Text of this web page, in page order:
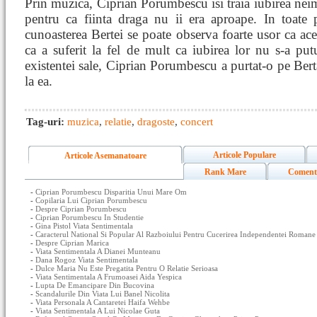
Prin muzica, Ciprian Porumbescu isi traia iubirea
pentru ca fiinta draga nu ii era aproape. In toate
cunoasterea Bertei se poate observa foarte usor ca
ca a suferit la fel de mult ca iubirea lor nu s-a
existentei sale, Ciprian Porumbescu a purtat-o pe
la ea.
Tag-uri: muzica, relatie, dragoste, concert
Articole Asemanatoare
Articole Populare
Rank Mare
- Ciprian Porumbescu Disparitia Unui Mare Om
- Copilaria Lui Ciprian Porumbescu
- Despre Ciprian Porumbescu
- Ciprian Porumbescu In Studentie
- Gina Pistol Viata Sentimentala
- Caracterul National Si Popular Al Razboiului Pentru Cucerirea Independentei Romane
- Despre Ciprian Marica
- Viata Sentimentala A Dianei Munteanu
- Dana Rogoz Viata Sentimentala
- Dulce Maria Nu Este Pregatita Pentru O Relatie Serioasa
- Viata Sentimentala A Frumoasei Aida Yespica
- Lupta De Emancipare Din Bucovina
- Scandalurile Din Viata Lui Banel Nicolita
- Viata Personala A Cantaretei Haifa Wehbe
- Viata Sentimentala A Lui Nicolae Guta